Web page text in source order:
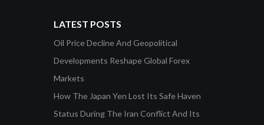
LATEST POSTS
Oil Price Decline And Geopolitical
Developments Reshape Global Forex
Markets
How The Japan Yen Lost Its Safe Haven
Status During The Iran Conflict And Its